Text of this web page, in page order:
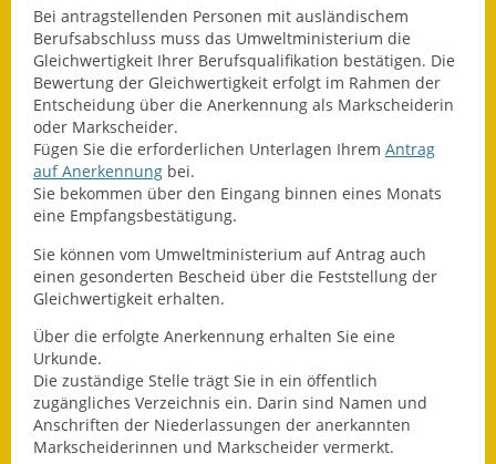
Getrennte
Abwassergebühr
Grundsteuerreform
Haushaltspläne
Jahresabschlüsse
Wasserversorgung
Mitarbeiter
Notruftafel
Ortsrecht
Bei antragstellenden Personen mit ausländischem
Berufsabschluss muss das Umweltministerium die
Gleichwertigkeit Ihrer Berufsqualifikation bestätigen. Die
Bewertung der Gleichwertigkeit erfolgt im Rahmen der
Entscheidung über die Anerkennung als Markscheiderin
oder Markscheider.
Fügen Sie die erforderlichen Unterlagen Ihrem Antrag
auf Anerkennung bei.
Sie bekommen über den Eingang binnen eines Monats
eine Empfangsbestätigung.
Sie können vom Umweltministerium auf Antrag auch
einen gesonderten Bescheid über die Feststellung der
Gleichwertigkeit erhalten.
Über die erfolgte Anerkennung erhalten Sie eine
Urkunde.
Die zuständige Stelle trägt Sie in ein öffentlich
zugängliches Verzeichnis ein. Darin sind Namen und
Anschriften der Niederlassungen der anerkannten
Markscheiderinnen und Markscheider vermerkt.